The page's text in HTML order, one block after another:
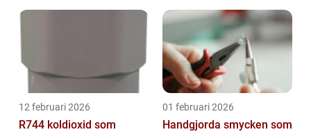
12 februari 2026
R744 koldioxid som
01 februari 2026
Handgjorda smycken som